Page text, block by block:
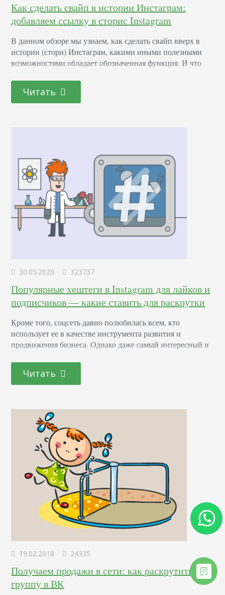
Как сделать свайп в истории Инстаграм:
добавляем ссылку в сторис Instagram
В данном обзоре мы узнаем, как сделать свайп вверх в
истории (стори) Инстаграм, какими иными полезными
возможностями обладает обозначенная функция. И что
все знают, что swype – это действие, которое практически
каждый пользователь абсолютно любой социальной сети
Читать
30.05.2020 323737
Популярные хештеги в Instagram для лайков и
подписчиков — какие ставить для раскрутки
Кроме того, соцсеть давно полюбилась всем, кто
использует ее в качестве инструмента развития и
продвижения бизнеса. Однако даже самый интересный и
подойти к его составлению без должного усердия.
Поэтому, чтобы избежать проблем с привлечением
использования Сетевое пространство содержит огромное
количество…
Читать
19.02.2018 24335
Получаем продажи в сети: как раскрутить
группу в ВК